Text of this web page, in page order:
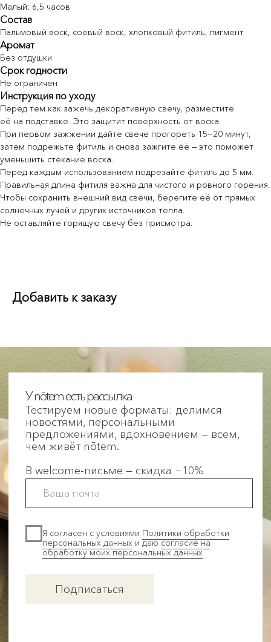
Малый: 6,5 часов
Состав
Пальмовый воск, соевый воск, хлопковый фитиль, пигмент
Аромат
Без отдушки
Срок годности
Не ограничен
Инструкция по уходу
Перед тем как зажечь декоративную свечу, разместите
её на подставке. Это защитит поверхность от воска.
При первом зажжении дайте свече прогореть 15−20 минут,
затем подрежьте фитиль и снова зажгите её — это поможет
уменьшить стекание воска.
Перед каждым использованием подрезайте фитиль до 5 мм.
Правильная длина фитиля важна для чистого и ровного горения.
Чтобы сохранить внешний вид свечи, берегите её от прямых
солнечных лучей и других источников тепла.
Не оставляйте горящую свечу без присмотра.
Добавить к заказу
У nōtem есть рассылка
Тестируем новые форматы: делимся
новостями, персональными
предложениями, вдохновением — всем,
чем живёт nōtem.
В welcome-письме — скидка −10%
Я согласен с условиямиПолитики обработки
персональных данныхи даю согласие на
обработку моих персональных данных
Подписаться
Политика использования cookie-файлов
Оферта notem
Согласие на обработку персональных данных
Хайдукова А.В. — ИНН 862205121401
Если у вас предложение о партнерстве или